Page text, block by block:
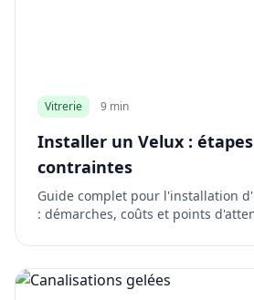
Vitrerie 9 min
Installer un Velux :
contraintes
Guide complet pour l'installation
: démarches, coûts et points